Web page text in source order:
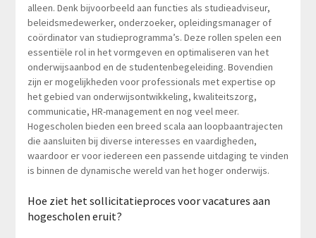
alleen. Denk bijvoorbeeld aan functies als studieadviseur,
beleidsmedewerker, onderzoeker, opleidingsmanager of
coördinator van studieprogramma’s. Deze rollen spelen een
essentiële rol in het vormgeven en optimaliseren van het
onderwijsaanbod en de studentenbegeleiding. Bovendien
zijn er mogelijkheden voor professionals met expertise op
het gebied van onderwijsontwikkeling, kwaliteitszorg,
communicatie, HR-management en nog veel meer.
Hogescholen bieden een breed scala aan loopbaantrajecten
die aansluiten bij diverse interesses en vaardigheden,
waardoor er voor iedereen een passende uitdaging te vinden
is binnen de dynamische wereld van het hoger onderwijs.
Hoe ziet het sollicitatieproces voor vacatures aan
hogescholen eruit?